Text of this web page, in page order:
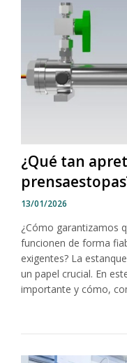
¿Qué tan
13/01/2026
¿Cómo garantizamos
funcionen de forma
exigentes? La
un papel crucial. En
importante y cómo,